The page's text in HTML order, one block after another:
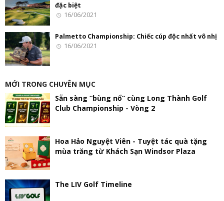
đặc biệt
16/06/2021
Palmetto Championship: Chiếc cúp độc nhất vô nhị
16/06/2021
MỚI TRONG CHUYÊN MỤC
Sẵn sàng “bùng nổ” cùng Long Thành Golf
Club Championship - Vòng 2
Hoa Hảo Nguyệt Viên - Tuyệt tác quà tặng
mùa trăng từ Khách Sạn Windsor Plaza
The LIV Golf Timeline